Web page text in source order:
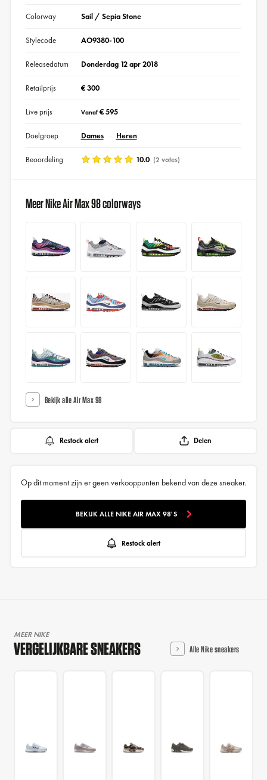
Colorway Sail / Sepia Stone
Stylecode AO9380-100
Releasedatum Donderdag 12 apr 2018
Retailprijs € 300
Live prijs Vanaf€ 595
Doelgroep Dames Heren
Beoordeling 10.0 (2 votes)
Meer Nike Air Max 98 colorways
Bekijk alle Air Max 98
Restock alert Delen
Op dit moment zijn er geen verkooppunten bekend van deze sneaker.
BEKIJK ALLE NIKE AIR MAX 98'S
Restock alert
MEER NIKE
VERGELIJKBARE SNEAKERS Alle Nike sneakers